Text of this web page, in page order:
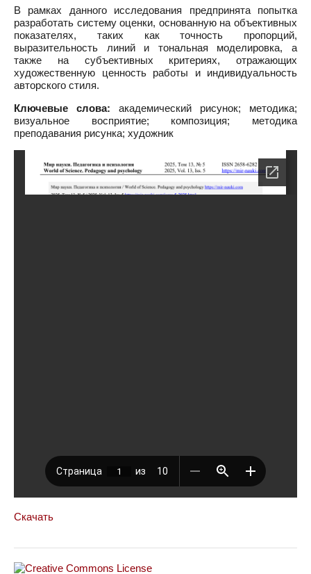
В рамках данного исследования предпринята попытка
разработать систему оценки, основанную на объективных
показателях, таких как точность пропорций,
выразительность линий и тональная моделировка, а
также на субъективных критериях, отражающих
художественную ценность работы и индивидуальность
авторского стиля.
Ключевые слова: академический рисунок; методика;
визуальное восприятие; композиция; методика
преподавания рисунка; художник
Скачать